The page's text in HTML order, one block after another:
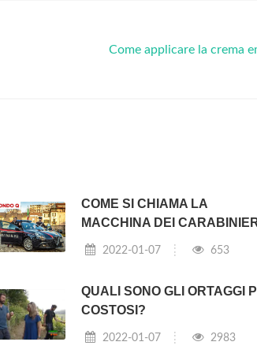
Come applicare la crema
COME SI CHIAMA LA
MACCHINA DEI
2022-01-07 653
QUALI SONO GLI ORTAGGI
COSTOSI?
2022-01-07 2983